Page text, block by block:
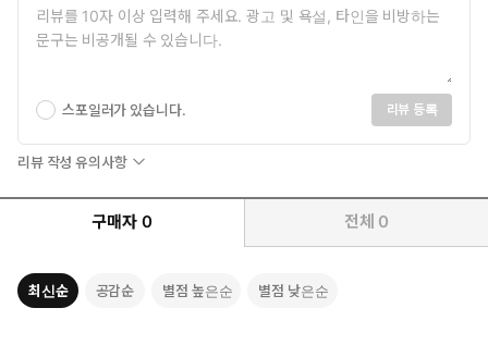
스포일러가 있습니다. 리뷰 등록
리뷰 작성 유의사항
구매자 0 전체 0
최신순 공감순 별점 높은순 별점 낮은순